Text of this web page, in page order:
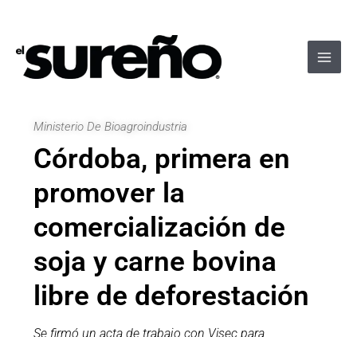
contenido
Ministerio De Bioagroindustria
Córdoba, primera en
promover la
comercialización de
soja y carne bovina
libre de deforestación
Se firmó un acta de trabajo con Visec para
entradas